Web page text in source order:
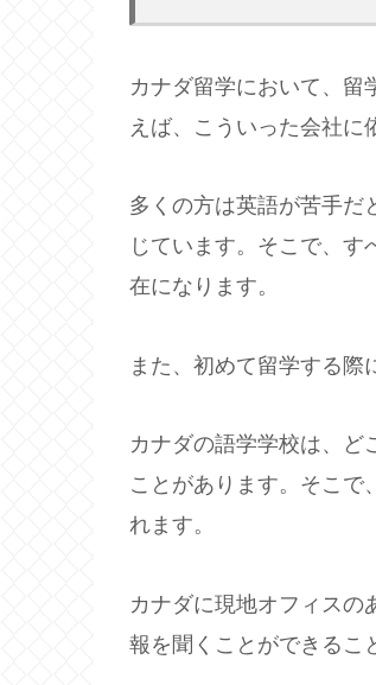
カナダ留学において、留
えば、こういった会社に
多くの方は英語が苦手だ
じています。そこで、
在になります。
また、初めて留学する際
カナダの語学学校は、ど
ことがあります。そこで
れます。
カナダに現地オフィスの
報を聞くことができるこ